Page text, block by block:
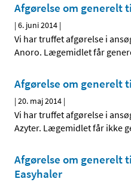
Afgørelse om generelt
|6. juni 2014 |
Vi har truffet afgørelse i
Anoro. Lægemidlet får
Afgørelse om generelt
|20. maj 2014 |
Vi har truffet afgørelse i
Azyter. Lægemidlet får ikke
Afgørelse om generelt
Easyhaler